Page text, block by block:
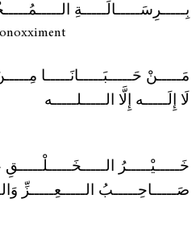
بِـــــرِسَـــــالَـــــةِ
مَـــــنْ حَـــــبَـــــانَـــــا
لَا إِلَـــــه إِلَّا الـــــلـــــه
خَـــــيْـــــرُ الـــــخَـــــلْـــــقِ
صَـــــاحِـــــبُ الـــــعِـــــزِّ